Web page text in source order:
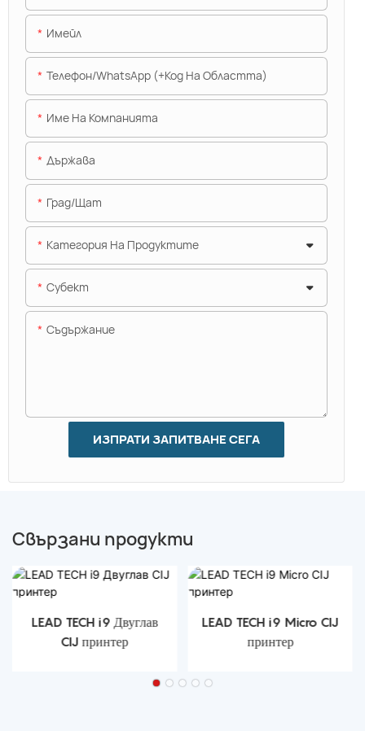
Имейл
Телефон/WhatsApp (+Код На Областта)
Име На Компанията
Държава
Град/щат
Категория На Продуктите
Субект
Съдържание
ИЗПРАТИ ЗАПИТВАНЕ СЕГА
Свързани продукти
LEAD TECH i9 Двуглав
CIJ принтер
LEAD TECH i9 Micro CIJ
принтер